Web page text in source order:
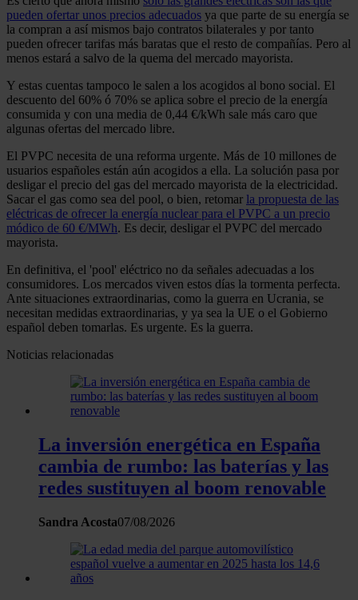
pueden ofertar unos precios adecuados ya que parte de su energía se
la compran a así mismos bajo contratos bilaterales y por tanto
pueden ofrecer tarifas más baratas que el resto de compañías. Pero al
menos estará a salvo de la quema del mercado mayorista.
Y estas cuentas tampoco le salen a los acogidos al bono social. El
descuento del 60% ó 70% se aplica sobre el precio de la energía
consumida y con una media de 0,44 €/kWh sale más caro que
algunas ofertas del mercado libre.
El PVPC necesita de una reforma urgente. Más de 10 millones de
usuarios españoles están aún acogidos a ella. La solución pasa por
desligar el precio del gas del mercado mayorista de la electricidad.
Sacar el gas como sea del pool, o bien, retomar la propuesta de las
eléctricas de ofrecer la energía nuclear para el PVPC a un precio
módico de 60 €/MWh. Es decir, desligar el PVPC del mercado
mayorista.
En definitiva, el 'pool' eléctrico no da señales adecuadas a los
consumidores. Los mercados viven estos días la tormenta perfecta.
Ante situaciones extraordinarias, como la guerra en Ucrania, se
necesitan medidas extraordinarias, y ya sea la UE o el Gobierno
español deben tomarlas. Es urgente. Es la guerra.
Noticias relacionadas
La inversión energética en España
cambia de rumbo: las baterías y las
redes sustituyen al boom renovable
Sandra Acosta07/08/2026